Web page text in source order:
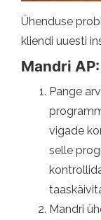
Ühenduse
kliendi uuesti
Mandri
Pange
vigade
selle
Mandri